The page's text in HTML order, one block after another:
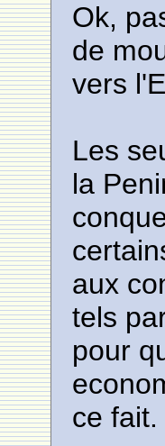
Ok,
de
vers
Les
la
aux
tels
pour
ce fait.